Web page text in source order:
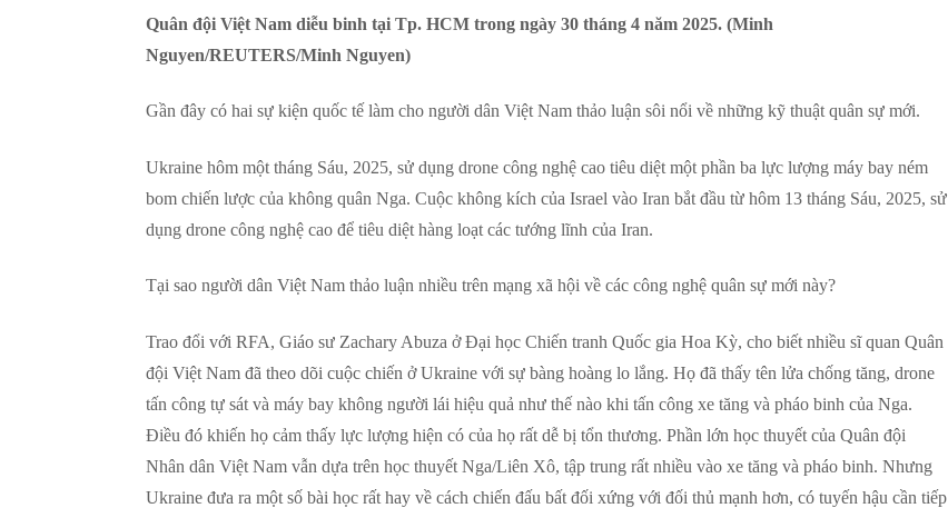
Quân đội Việt Nam diễu binh tại Tp. HCM trong ngày 30 tháng 4 năm 2025. (Minh
Nguyen/REUTERS/Minh Nguyen)
Gần đây có hai sự kiện quốc tế làm cho người dân Việt Nam thảo luận sôi nổi về những kỹ thuật quân sự mới.
Ukraine hôm một tháng Sáu, 2025, sử dụng drone công nghệ cao tiêu diệt một phần ba lực lượng máy bay ném
bom chiến lược của không quân Nga. Cuộc không kích của Israel vào Iran bắt đầu từ hôm 13 tháng Sáu, 2025, sử
dụng drone công nghệ cao để tiêu diệt hàng loạt các tướng lĩnh của Iran.
Tại sao người dân Việt Nam thảo luận nhiều trên mạng xã hội về các công nghệ quân sự mới này?
Trao đổi với RFA, Giáo sư Zachary Abuza ở Đại học Chiến tranh Quốc gia Hoa Kỳ, cho biết nhiều sĩ quan Quân
đội Việt Nam đã theo dõi cuộc chiến ở Ukraine với sự bàng hoàng lo lắng. Họ đã thấy tên lửa chống tăng, drone
tấn công tự sát và máy bay không người lái hiệu quả như thế nào khi tấn công xe tăng và pháo binh của Nga.
Điều đó khiến họ cảm thấy lực lượng hiện có của họ rất dễ bị tổn thương. Phần lớn học thuyết của Quân đội
Nhân dân Việt Nam vẫn dựa trên học thuyết Nga/Liên Xô, tập trung rất nhiều vào xe tăng và pháo binh. Nhưng
Ukraine đưa ra một số bài học rất hay về cách chiến đấu bất đối xứng với đối thủ mạnh hơn, có tuyến hậu cần tiếp